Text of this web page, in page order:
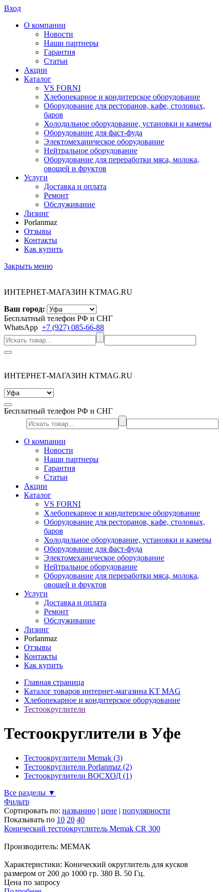
Вход
О компании
Новости
Наши партнеры
Гарантия
Статьи
Акции
Каталог
VS FORNI
Хлебопекарное и кондитерское оборудование
Оборудование для ресторанов, кафе, столовых,
баров
Холодильное оборудование, установки и камеры
Оборудование для фаст-фуда
Электомеханическое оборудование
Нейтральное оборудование
Оборудование для переработки мяса, молока,
овощей и фруктов
Услуги
Доставка и оплата
Ремонт
Обслуживание
Лизинг
Porlanmaz
Отзывы
Контакты
Как купить
Закрыть меню
ИНТЕРНЕТ-МАГАЗИН KTMAG.RU
Ваш город:
Бесплатный телефон РФ и СНГ
WhatsApp +7 (927) 085-66-88
ИНТЕРНЕТ-МАГАЗИН KTMAG.RU
Бесплатный телефон РФ и СНГ
О компании
Новости
Наши партнеры
Гарантия
Статьи
Акции
Каталог
VS FORNI
Хлебопекарное и кондитерское оборудование
Оборудование для ресторанов, кафе, столовых,
баров
Холодильное оборудование, установки и камеры
Оборудование для фаст-фуда
Электомеханическое оборудование
Нейтральное оборудование
Оборудование для переработки мяса, молока,
овощей и фруктов
Услуги
Доставка и оплата
Ремонт
Обслуживание
Лизинг
Porlanmaz
Отзывы
Контакты
Как купить
Главная страница
Каталог товаров интернет-магазина KT MAG
Хлебопекарное и кондитерское оборудование
Тестоокруглители
Тестоокруглители в Уфе
Тестоокруглители Memak (3)
Тестоокруглители Porlanmaz (2)
Тестоокруглители ВОСХОД (1)
Все разделы ▼
Фильтр
Сортировать по: названию | цене | популярности
Показывать по 10 20 40
Конический тестоокруглитель Memak CR 300
Производитель: МЕМАК
Характеристики: Конический округлитель для кусков
размером от 200 до 1000 гр. 380 В. 50 Гц.
Цена по запросу